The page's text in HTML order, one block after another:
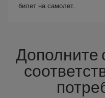
билет на самолет.
Дополните